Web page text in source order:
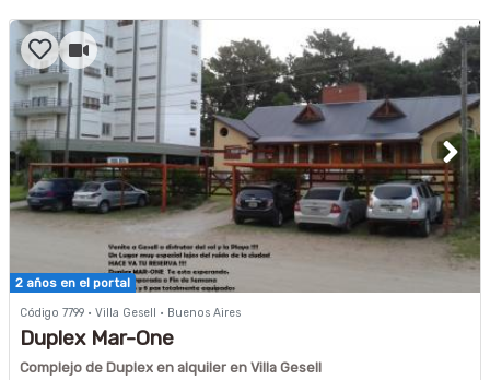
2 años en el portal
Código 7799 · Villa Gesell · Buenos Aires
Duplex Mar-One
Complejo de Duplex en alquiler en Villa Gesell